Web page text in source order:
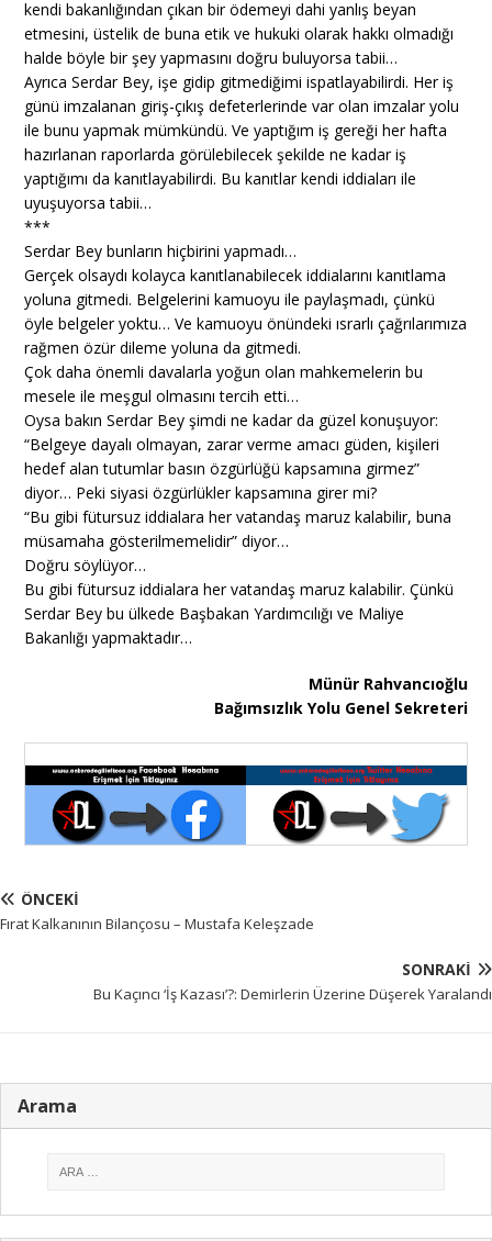
kendi bakanlığından çıkan bir ödemeyi dahi yanlış beyan
etmesini, üstelik de buna etik ve hukuki olarak hakkı olmadığı
halde böyle bir şey yapmasını doğru buluyorsa tabii…
Ayrıca Serdar Bey, işe gidip gitmediğimi ispatlayabilirdi. Her iş
günü imzalanan giriş-çıkış defeterlerinde var olan imzalar yolu
ile bunu yapmak mümkündü. Ve yaptığım iş gereği her hafta
hazırlanan raporlarda görülebilecek şekilde ne kadar iş
yaptığımı da kanıtlayabilirdi. Bu kanıtlar kendi iddiaları ile
uyuşuyorsa tabii…
***
Serdar Bey bunların hiçbirini yapmadı…
Gerçek olsaydı kolayca kanıtlanabilecek iddialarını kanıtlama
yoluna gitmedi. Belgelerini kamuoyu ile paylaşmadı, çünkü
öyle belgeler yoktu… Ve kamuoyu önündeki ısrarlı çağrılarımıza
rağmen özür dileme yoluna da gitmedi.
Çok daha önemli davalarla yoğun olan mahkemelerin bu
mesele ile meşgul olmasını tercih etti…
Oysa bakın Serdar Bey şimdi ne kadar da güzel konuşuyor:
“Belgeye dayalı olmayan, zarar verme amacı güden, kişileri
hedef alan tutumlar basın özgürlüğü kapsamına girmez”
diyor… Peki siyasi özgürlükler kapsamına girer mi?
“Bu gibi fütursuz iddialara her vatandaş maruz kalabilir, buna
müsamaha gösterilmemelidir” diyor…
Doğru söylüyor…
Bu gibi fütursuz iddialara her vatandaş maruz kalabilir. Çünkü
Serdar Bey bu ülkede Başbakan Yardımcılığı ve Maliye
Bakanlığı yapmaktadır…
Münür Rahvancıoğlu
Bağımsızlık Yolu Genel Sekreteri
ÖNCEKI
Fırat Kalkanının Bilançosu – Mustafa Keleşzade
SONRAKI
Bu Kaçıncı ‘İş Kazası’?: Demirlerin Üzerine Düşerek Yaralandı
Arama